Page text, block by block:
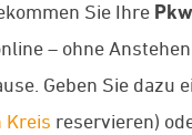
Sie Ihre
– ohne
Geben Sie dazu
Kreis reservieren)